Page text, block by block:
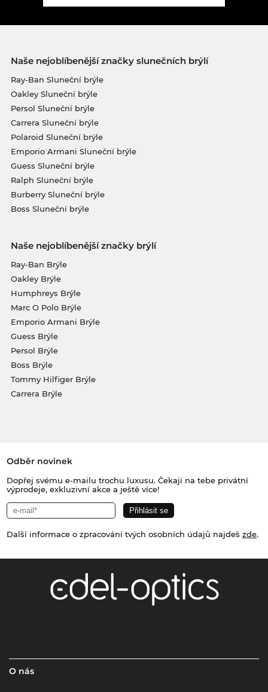
Naše nejoblíbenější značky slunečních brýlí
Ray-Ban Sluneční brýle
Oakley Sluneční brýle
Persol Sluneční brýle
Carrera Sluneční brýle
Polaroid Sluneční brýle
Emporio Armani Sluneční brýle
Guess Sluneční brýle
Ralph Sluneční brýle
Burberry Sluneční brýle
Boss Sluneční brýle
Naše nejoblíbenější značky brýlí
Ray-Ban Brýle
Oakley Brýle
Humphreys Brýle
Marc O Polo Brýle
Emporio Armani Brýle
Guess Brýle
Persol Brýle
Boss Brýle
Tommy Hilfiger Brýle
Carrera Brýle
Odběr novinek
Dopřej svému e-mailu trochu luxusu. Čekají na tebe privátní
výprodeje, exkluzivní akce a ještě více!
Další informace o zpracování tvých osobních údajů najdeš zde.
O nás